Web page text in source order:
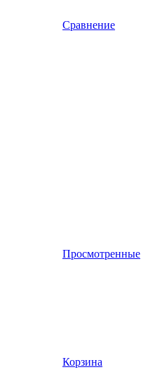
Сравнение
Просмотренные
Корзина